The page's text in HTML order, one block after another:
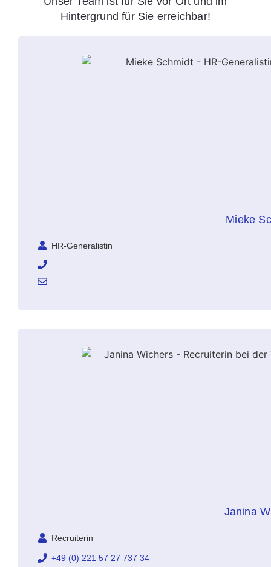
Hintergrund für Sie erreichbar!
Mieke
HR-Generalistin
Janina
Recruiterin
+49 (0) 221 57 27 737 34